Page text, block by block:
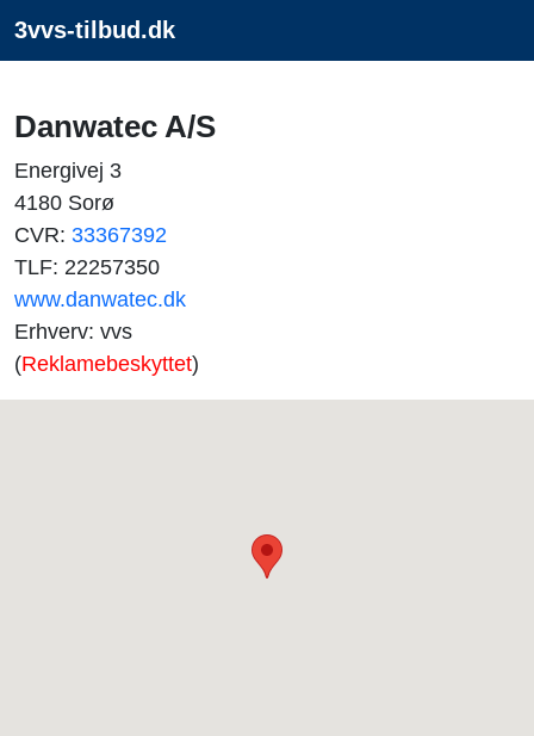
3vvs-tilbud.dk
Danwatec A/S
Energivej 3
4180 Sorø
CVR: 33367392
TLF: 22257350
www.danwatec.dk
Erhverv: vvs
(Reklamebeskyttet)